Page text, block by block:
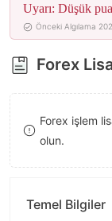
8
9
9
Uyarı: Düşük
Önceki Algılama
Forex
Forex işlem
olun.
Temel Bilgiler